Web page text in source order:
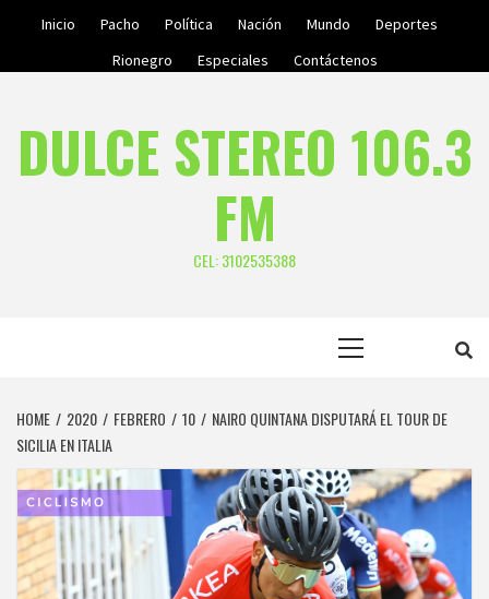
Inicio Pacho Política Nación Mundo
Deportes
Rionegro
Especiales Contáctenos
DULCE STEREO 106.3
FM
CEL: 3102535388
HOME 2020 FEBRERO 10
NAIRO QUINTANA DISPUTARÁ EL TOUR DE
SICILIA EN ITALIA